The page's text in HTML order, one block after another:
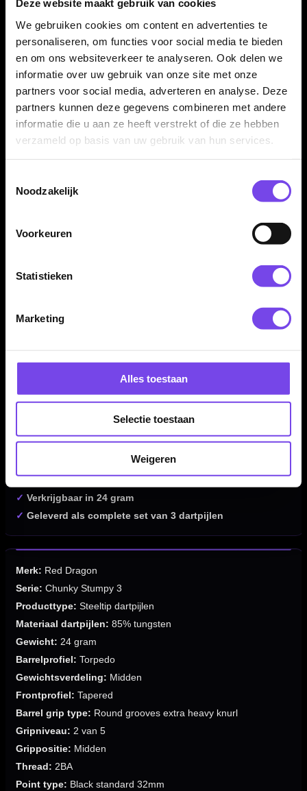
Deze website maakt gebruik van cookies
We gebruiken cookies om content en advertenties te
personaliseren, om functies voor social media te bieden
en om ons websiteverkeer te analyseren. Ook delen we
informatie over uw gebruik van onze site met onze
partners voor social media, adverteren en analyse. Deze
partners kunnen deze gegevens combineren met andere
informatie die u aan ze heeft verstrekt of die ze hebben
verzameld op basis van uw gebruik van hun services.
Noodzakelijk
Voorkeuren
Statistieken
Marketing
Alles toestaan
Selectie toestaan
Weigeren
Verkrijgbaar in 24 gram
De Red Dragon Chunky Stumpy 3 85% Limited Edition dartpijlen zijn
compacte steeltip dart zoeken met een stevig, solide gevoel in de
De Red Dragon Chunky Stumpy 3 85% Limited Edition
inclusief Red Nitro Tech shafts en 50 Year Hardcore Limited
Kenmerken van de Red Dragon Chunky Stumpy 3 85%
Limited Edition uit de 50 Year Collection
Centrale gewichtsverdeling
✓ Round grooves met extra heavy knurl
✓ Centrale gripzone
✓ Verkrijgbaar in 24 gram
✓ Geleverd als complete set van 3 dartpijlen
Merk: Red Dragon
Serie: Chunky Stumpy 3
Producttype: Steeltip dartpijlen
Materiaal dartpijlen: 85% tungsten
Gewicht: 24 gram
Barrelprofiel: Torpedo
Gewichtsverdeling: Midden
Frontprofiel: Tapered
Barrel grip type: Round grooves extra heavy knurl
Gripniveau: 2 van 5
Grippositie: Midden
Thread: 2BA
Point type: Black standard 32mm